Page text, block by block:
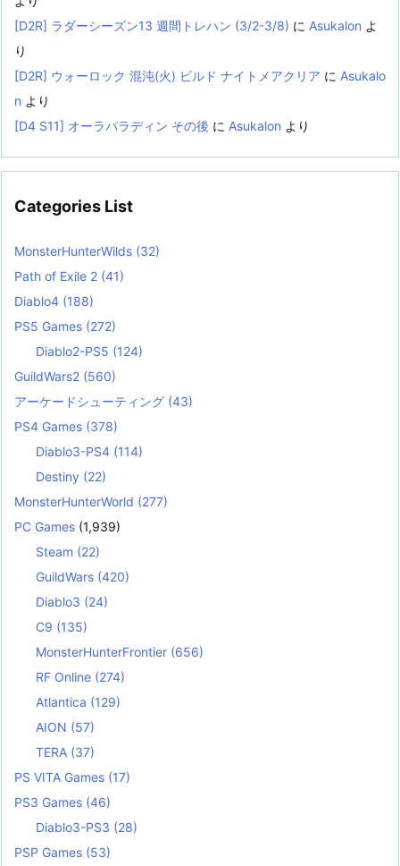
[D2R] ラダーシーズン13 週間トレハン (3/2-3/8) に Asukalon よ
り
[D2R] ウォーロック 混沌(火) ビルド ナイトメアクリア に Asukalo
n より
[D4 S11] オーラパラディン その後 に Asukalon より
Categories List
MonsterHunterWilds (32)
Path of Exile 2 (41)
Diablo4 (188)
PS5 Games (272)
Diablo2-PS5 (124)
GuildWars2 (560)
アーケードシューティング (43)
PS4 Games (378)
Diablo3-PS4 (114)
Destiny (22)
MonsterHunterWorld (277)
PC Games (1,939)
Steam (22)
GuildWars (420)
Diablo3 (24)
C9 (135)
MonsterHunterFrontier (656)
RF Online (274)
Atlantica (129)
AION (57)
TERA (37)
PS VITA Games (17)
PS3 Games (46)
Diablo3-PS3 (28)
PSP Games (53)